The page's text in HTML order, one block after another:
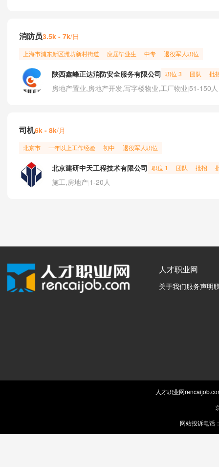
消防员3.5k - 7k/日
上海市浦东新区潍坊新村街道 应届毕业生 中专 退役军人职位
陕西鑫峰正达消防安全服务有限公司 职位 3 团队 批
房地产置业,房地产开发,写字楼物业,工厂物业 51-150人
司机6k - 8k/月
北京市 一年以上工作经验 初中 退役军人职位
北京建研中天工程技术有限公司 职位 1 团队 批招
施工,房地产 1-20人
人才职业网
关于我们服务声明
人才职业网
网站投诉电话